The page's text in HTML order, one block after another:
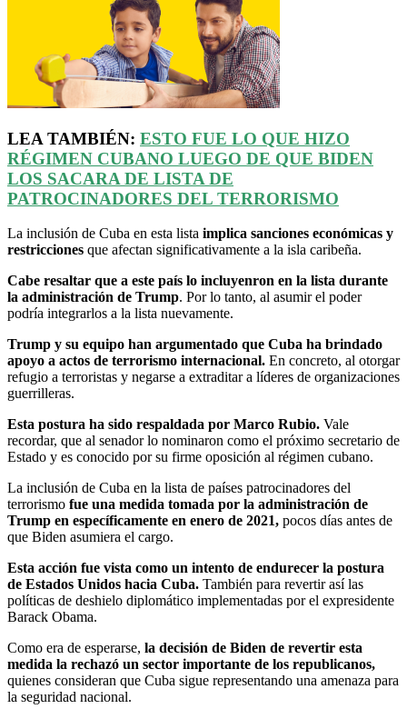
LEA TAMBIÉN: ESTO FUE LO QUE HIZO
RÉGIMEN CUBANO LUEGO DE QUE BIDEN
LOS SACARA DE LISTA DE
PATROCINADORES DEL TERRORISMO
La inclusión de Cuba en esta lista implica sanciones económicas y
restricciones que afectan significativamente a la isla caribeña.
Cabe resaltar que a este país lo incluyenron en la lista durante
la administración de Trump. Por lo tanto, al asumir el poder
podría integrarlos a la lista nuevamente.
Trump y su equipo han argumentado que Cuba ha brindado
apoyo a actos de terrorismo internacional. En concreto, al otorgar
refugio a terroristas y negarse a extraditar a líderes de organizaciones
guerrilleras.
Esta postura ha sido respaldada por Marco Rubio. Vale
recordar, que al senador lo nominaron como el próximo secretario de
Estado y es conocido por su firme oposición al régimen cubano.
La inclusión de Cuba en la lista de países patrocinadores del
terrorismo fue una medida tomada por la administración de
Trump en específicamente en enero de 2021, pocos días antes de
que Biden asumiera el cargo.
Esta acción fue vista como un intento de endurecer la postura
de Estados Unidos hacia Cuba. También para revertir así las
políticas de deshielo diplomático implementadas por el expresidente
Barack Obama.
Como era de esperarse, la decisión de Biden de revertir esta
medida la rechazó un sector importante de los republicanos,
quienes consideran que Cuba sigue representando una amenaza para
la seguridad nacional.